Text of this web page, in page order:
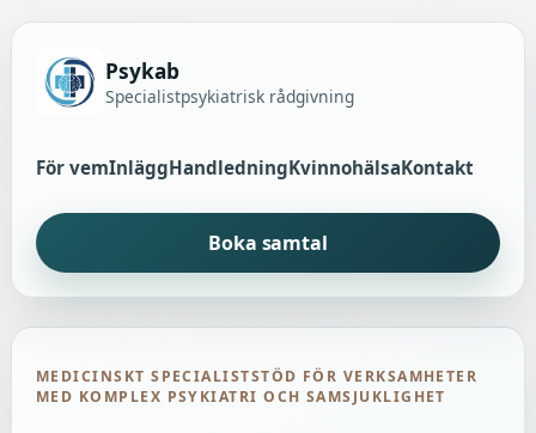
Psykab
Specialistpsykiatrisk rådgivning
För vemInläggHandledningKvinnohälsaKontakt
Boka samtal
MEDICINSKT SPECIALISTSTÖD FÖR VERKSAMHETER
MED KOMPLEX PSYKIATRI OCH SAMSJUKLIGHET